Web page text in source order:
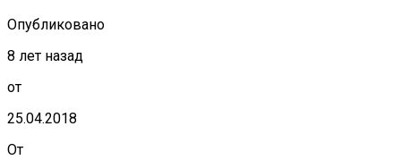
Опубликовано
8 лет назад
от
25.04.2018
От